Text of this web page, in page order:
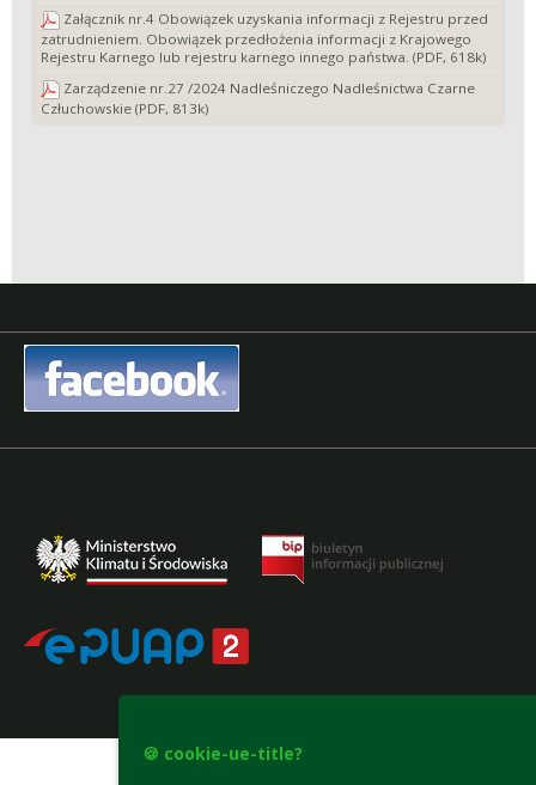
Załącznik nr.4 Obowiązek uzyskania informacji z Rejestru przed
zatrudnieniem. Obowiązek przedłożenia informacji z Krajowego
Rejestru Karnego lub rejestru karnego innego państwa. (PDF, 618k)
Zarządzenie nr.27 /2024 Nadleśniczego Nadleśnictwa Czarne
Człuchowskie (PDF, 813k)
🍪 cookie-ue-title?